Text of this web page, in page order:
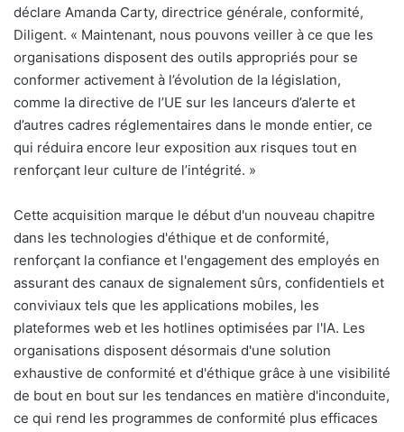
déclare Amanda Carty, directrice générale, conformité,
Diligent. « Maintenant, nous pouvons veiller à ce que les
organisations disposent des outils appropriés pour se
conformer activement à l’évolution de la législation,
comme la directive de l’UE sur les lanceurs d’alerte et
d’autres cadres réglementaires dans le monde entier, ce
qui réduira encore leur exposition aux risques tout en
renforçant leur culture de l’intégrité. »
Cette acquisition marque le début d'un nouveau chapitre
dans les technologies d'éthique et de conformité,
renforçant la confiance et l'engagement des employés en
assurant des canaux de signalement sûrs, confidentiels et
conviviaux tels que les applications mobiles, les
plateformes web et les hotlines optimisées par l'IA. Les
organisations disposent désormais d'une solution
exhaustive de conformité et d'éthique grâce à une visibilité
de bout en bout sur les tendances en matière d'inconduite,
ce qui rend les programmes de conformité plus efficaces